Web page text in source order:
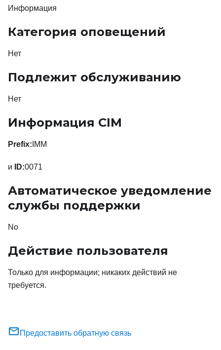
Информация
Категория оповещений
Нет
Подлежит обслуживанию
Нет
Информация CIM
Prefix: IMM
и ID:0071
Автоматическое уведомление
службы поддержки
No
Действие пользователя
Только для информации; никаких действий не
требуется.
Предоставить обратную связь